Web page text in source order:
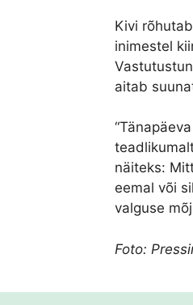
Kivi
inimestel
aitab
näiteks:
eemal või
valguse
Foto: